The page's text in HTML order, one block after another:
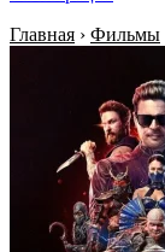
Главная › Фильмы